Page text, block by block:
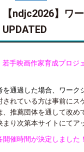
【ndjc2026】ワ
UPDATED
若手映画作家育成プロ
を通過した場合、ワーク
されている方は事前にス
推薦団体を通して改め
まり次第本サイトにてア
催時間が決定しました